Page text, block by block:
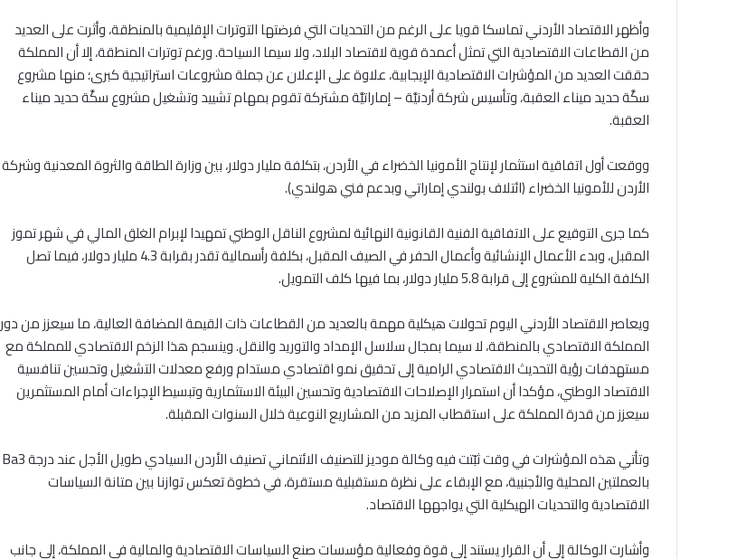
وأظهر الاقتصاد الأردني تماسكا قويا على الرغم من التحديات التي فرضتها التوترات الإقليمية بالمنطقة، وأثرت على العديد
من القطاعات الاقتصادية التي تمثل أعمدة قوية لاقتصاد البلاد، ولا سيما السياحة. ورغم توترات المنطقة، إلا أن المملكة
حققت العديد من المؤشرات الاقتصادية الإيجابية، علاوة على الإعلان عن جملة مشروعات استراتيجية كبرى؛ منها مشروع
سكَّة حديد ميناء العقبة، وتأسيس شركة أردنيَّة – إماراتيَّة مشتركة تقوم بمهام تشييد وتشغيل مشروع سكَّة حديد ميناء
العقبة.
ووقعت أول اتفاقية استثمار لإنتاج الأمونيا الخضراء في الأردن، بتكلفة مليار دولار، بين وزارة الطاقة والثروة المعدنية وشركة
الأردن للأمونيا الخضراء (ائتلاف بولندي إماراتي وبدعم فني هولندي).
كما جرى التوقيع على الاتفاقية الفنية القانونية النهائية لمشروع الناقل الوطني تمهيدا لإبرام الغلق المالي في شهر تموز
المقبل، وبدء الأعمال الإنشائية وأعمال الحفر في الصيف المقبل، بكلفة رأسمالية تقدر بقرابة 4.3 مليار دولار، فيما تصل
الكلفة الكلية للمشروع إلى قرابة 5.8 مليار دولار، بما فيها كلف التمويل.
ويعاصر الاقتصاد الأردني اليوم تحولات هيكلية مهمة بالعديد من القطاعات ذات القيمة المضافة العالية، ما سيعزز من دور
المملكة الاقتصادي بالمنطقة، لا سيما بمجال سلاسل الإمداد والتوريد والنقل. وينسجم هذا الزخم الاقتصادي للمملكة مع
مستهدفات رؤية التحديث الاقتصادي الرامية إلى تحقيق نمو اقتصادي مستدام ورفع معدلات التشغيل وتحسين تنافسية
الاقتصاد الوطني، مؤكدا أن استمرار الإصلاحات الاقتصادية وتحسين البيئة الاستثمارية وتبسيط الإجراءات أمام المستثمرين
سيعزز من قدرة المملكة على استقطاب المزيد من المشاريع النوعية خلال السنوات المقبلة.
وتأتي هذه المؤشرات في وقت ثبّتت فيه وكالة موديز للتصنيف الائتماني تصنيف الأردن السيادي طويل الأجل عند درجة Ba3
بالعملتين المحلية والأجنبية، مع الإبقاء على نظرة مستقبلية مستقرة، في خطوة تعكس توازنا بين متانة السياسات
الاقتصادية والتحديات الهيكلية التي يواجهها الاقتصاد.
وأشارت الوكالة إلى أن القرار يستند إلى قوة وفعالية مؤسسات صنع السياسات الاقتصادية والمالية في المملكة، إلى جانب